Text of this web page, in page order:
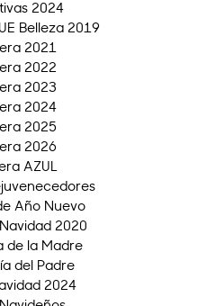
2024
Belleza 2019
2021
2022
2023
2024
2025
2026
AZUL
Año Nuevo
2020
de la Madre
del Padre
2024